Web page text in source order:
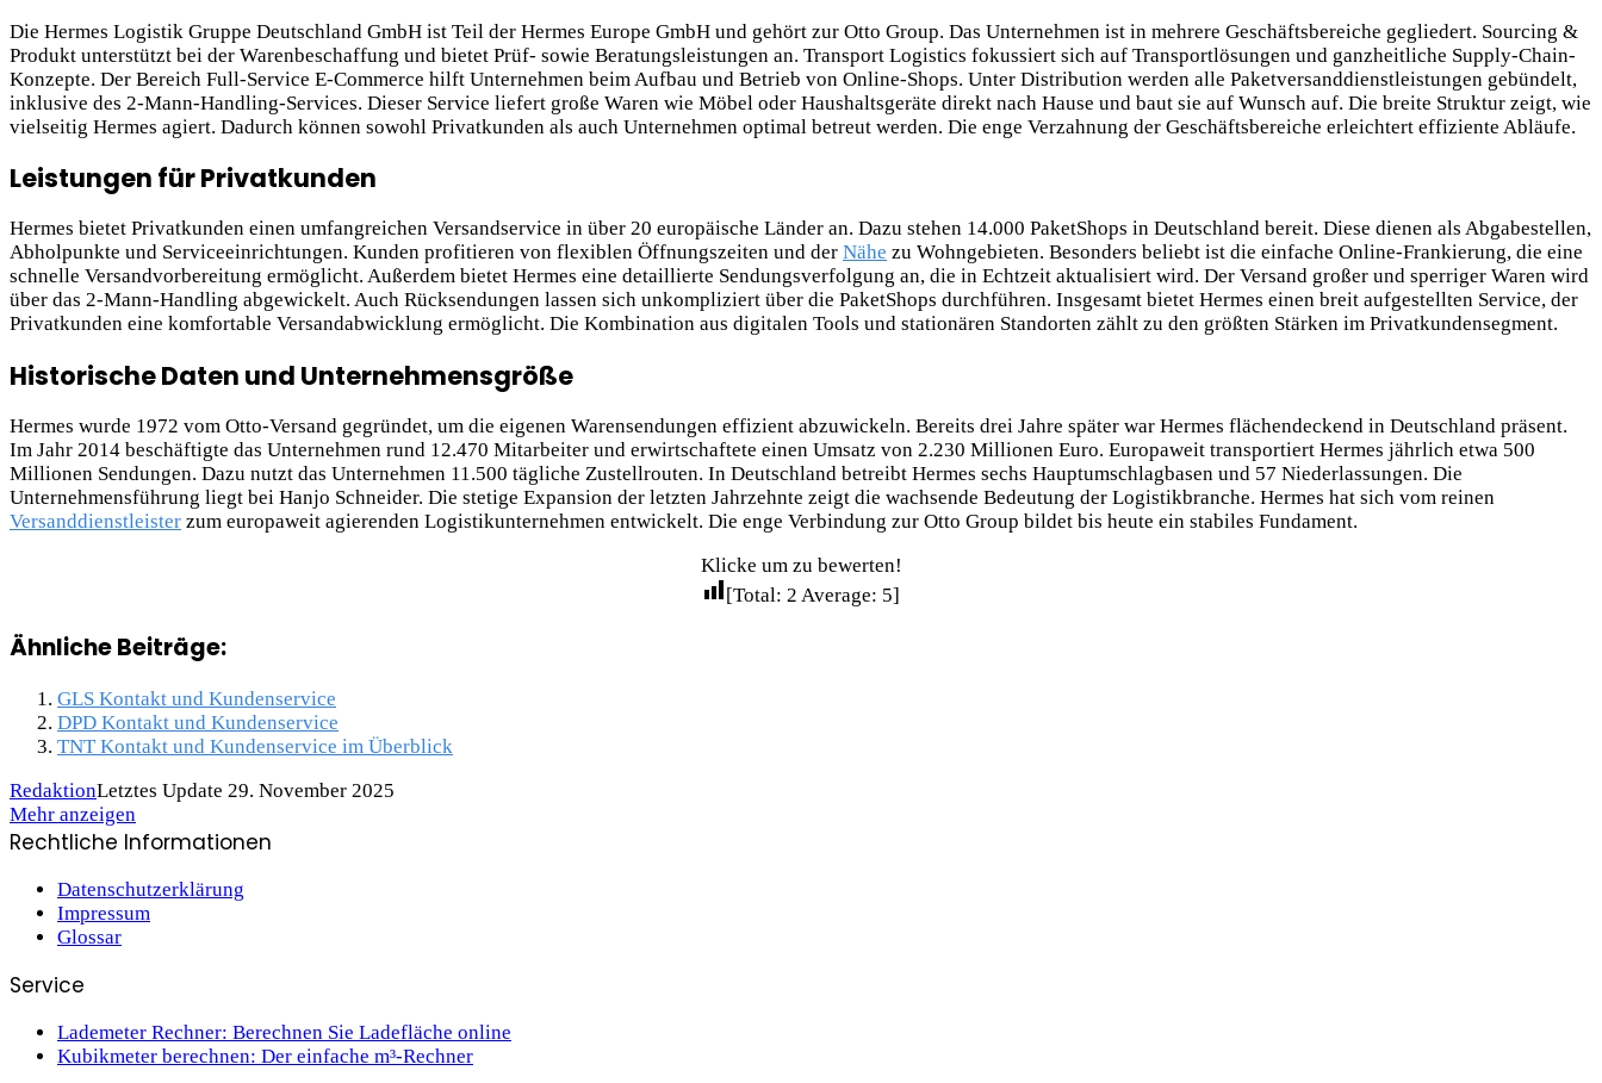
Die Hermes Logistik Gruppe Deutschland GmbH ist Teil der Hermes Europe GmbH und gehört zur Otto Group. Das Unternehmen ist in mehrere Geschäftsbereiche gegliedert. Sourcing &
Produkt unterstützt bei der Warenbeschaffung und bietet Prüf- sowie Beratungsleistungen an. Transport Logistics fokussiert sich auf Transportlösungen und ganzheitliche Supply-Chain-
Konzepte. Der Bereich Full-Service E-Commerce hilft Unternehmen beim Aufbau und Betrieb von Online-Shops. Unter Distribution werden alle Paketversanddienstleistungen gebündelt,
inklusive des 2-Mann-Handling-Services. Dieser Service liefert große Waren wie Möbel oder Haushaltsgeräte direkt nach Hause und baut sie auf Wunsch auf. Die breite Struktur zeigt, wie
vielseitig Hermes agiert. Dadurch können sowohl Privatkunden als auch Unternehmen optimal betreut werden. Die enge Verzahnung der Geschäftsbereiche erleichtert effiziente Abläufe.
Leistungen für Privatkunden
Hermes bietet Privatkunden einen umfangreichen Versandservice in über 20 europäische Länder an. Dazu stehen 14.000 PaketShops in Deutschland bereit. Diese dienen als Abgabestellen,
Abholpunkte und Serviceeinrichtungen. Kunden profitieren von flexiblen Öffnungszeiten und der Nähe zu Wohngebieten. Besonders beliebt ist die einfache Online-Frankierung, die eine
schnelle Versandvorbereitung ermöglicht. Außerdem bietet Hermes eine detaillierte Sendungsverfolgung an, die in Echtzeit aktualisiert wird. Der Versand großer und sperriger Waren wird
über das 2-Mann-Handling abgewickelt. Auch Rücksendungen lassen sich unkompliziert über die PaketShops durchführen. Insgesamt bietet Hermes einen breit aufgestellten Service, der
Privatkunden eine komfortable Versandabwicklung ermöglicht. Die Kombination aus digitalen Tools und stationären Standorten zählt zu den größten Stärken im Privatkundensegment.
Historische Daten und Unternehmensgröße
Hermes wurde 1972 vom Otto-Versand gegründet, um die eigenen Warensendungen effizient abzuwickeln. Bereits drei Jahre später war Hermes flächendeckend in Deutschland präsent.
Im Jahr 2014 beschäftigte das Unternehmen rund 12.470 Mitarbeiter und erwirtschaftete einen Umsatz von 2.230 Millionen Euro. Europaweit transportiert Hermes jährlich etwa 500
Millionen Sendungen. Dazu nutzt das Unternehmen 11.500 tägliche Zustellrouten. In Deutschland betreibt Hermes sechs Hauptumschlagbasen und 57 Niederlassungen. Die
Unternehmensführung liegt bei Hanjo Schneider. Die stetige Expansion der letzten Jahrzehnte zeigt die wachsende Bedeutung der Logistikbranche. Hermes hat sich vom reinen
Versanddienstleister zum europaweit agierenden Logistikunternehmen entwickelt. Die enge Verbindung zur Otto Group bildet bis heute ein stabiles Fundament.
Klicke um zu bewerten!
[Total: 2 Average: 5]
Ähnliche Beiträge:
GLS Kontakt und Kundenservice
DPD Kontakt und Kundenservice
TNT Kontakt und Kundenservice im Überblick
RedaktionLetztes Update 29. November 2025
Mehr anzeigen
Rechtliche Informationen
Datenschutzerklärung
Impressum
Glossar
Service
Lademeter Rechner: Berechnen Sie Ladefläche online
Kubikmeter berechnen: Der einfache m³-Rechner